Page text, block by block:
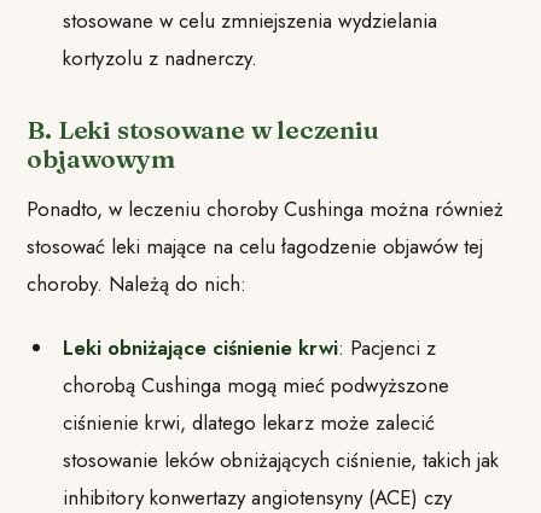
stosowane w celu zmniejszenia wydzielania
kortyzolu z nadnerczy.
B. Leki stosowane w leczeniu
objawowym
Ponadto, w leczeniu choroby Cushinga można również
stosować leki mające na celu łagodzenie objawów tej
choroby. Należą do nich:
Leki obniżające ciśnienie krwi: Pacjenci z
chorobą Cushinga mogą mieć podwyższone
ciśnienie krwi, dlatego lekarz może zalecić
stosowanie leków obniżających ciśnienie, takich jak
inhibitory konwertazy angiotensyny (ACE) czy